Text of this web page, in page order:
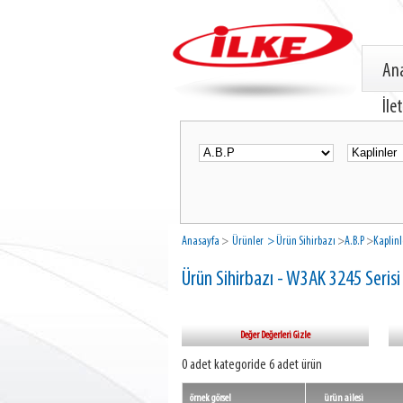
Anasayfa > Ürünler > Ürün Sihirbazı >A.B.P >
Ürün Sihirbazı - W3AK 3245 Serisi
Değer Değerleri Gizle
0 adet kategoride 6 adet ürün
örnek görsel ürün ailesi